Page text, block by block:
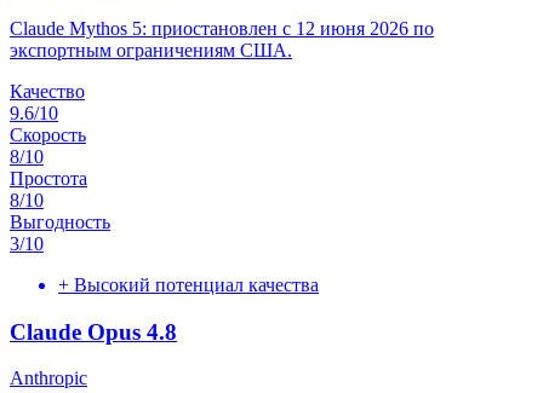
Claude Mythos 5: приостановлен с 12 июня 2026 по
экспортным ограничениям США.
Качество
9.6/10
Скорость
8/10
Простота
8/10
Выгодность
3/10
+ Высокий потенциал качества
Claude Opus 4.8
Anthropic